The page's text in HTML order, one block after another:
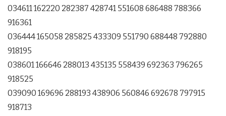
034611 162220 282387 428741 551608 686488 788366
916361
036444 165058 285825 433309 551790 688448 792880
918195
038601 166646 288013 435135 558439 692363 796265
918525
039090 169696 288193 438906 560846 692678 797915
918713